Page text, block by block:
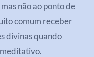
não ao ponto de
comum receber
divinas quando